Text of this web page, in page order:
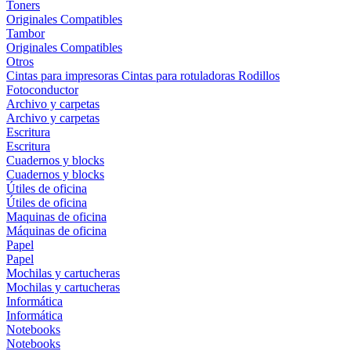
Toners
Originales Compatibles
Tambor
Originales Compatibles
Otros
Cintas para impresoras Cintas para rotuladoras Rodillos
Fotoconductor
Archivo y carpetas
Archivo y carpetas
Escritura
Escritura
Cuadernos y blocks
Cuadernos y blocks
Útiles de oficina
Útiles de oficina
Maquinas de oficina
Máquinas de oficina
Papel
Papel
Mochilas y cartucheras
Mochilas y cartucheras
Informática
Informática
Notebooks
Notebooks